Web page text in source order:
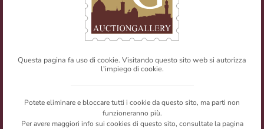
Filatelia Numismatica
I testi e le immagini presenti nel sito sono riproducibili citandone la
fonte.
Questa pagina fa uso di cookie. Visitando questo sito web si autorizza
l'impiego di cookie.
Potete eliminare e bloccare tutti i cookie da questo sito, ma parti non
funzioneranno più.
Per avere maggiori info sui cookies di questo sito, consultate la pagina